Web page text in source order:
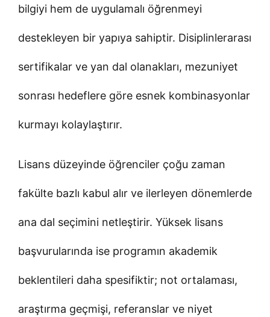
bilgiyi hem de uygulamalı öğrenmeyi
destekleyen bir yapıya sahiptir. Disiplinlerarası
sertifikalar ve yan dal olanakları, mezuniyet
sonrası hedeflere göre esnek kombinasyonlar
kurmayı kolaylaştırır.
Lisans düzeyinde öğrenciler çoğu zaman
fakülte bazlı kabul alır ve ilerleyen dönemlerde
ana dal seçimini netleştirir. Yüksek lisans
başvurularında ise programın akademik
beklentileri daha spesifiktir; not ortalaması,
araştırma geçmişi, referanslar ve niyet